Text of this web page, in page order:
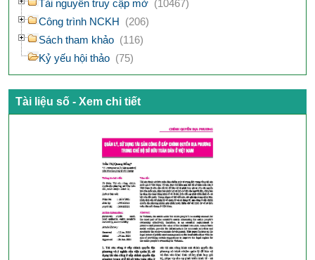
Tài nguyên truy cập mở (10467)
Công trình NCKH (206)
Sách tham khảo (116)
Kỷ yếu hội thảo (75)
Tài liệu số - Xem chi tiết